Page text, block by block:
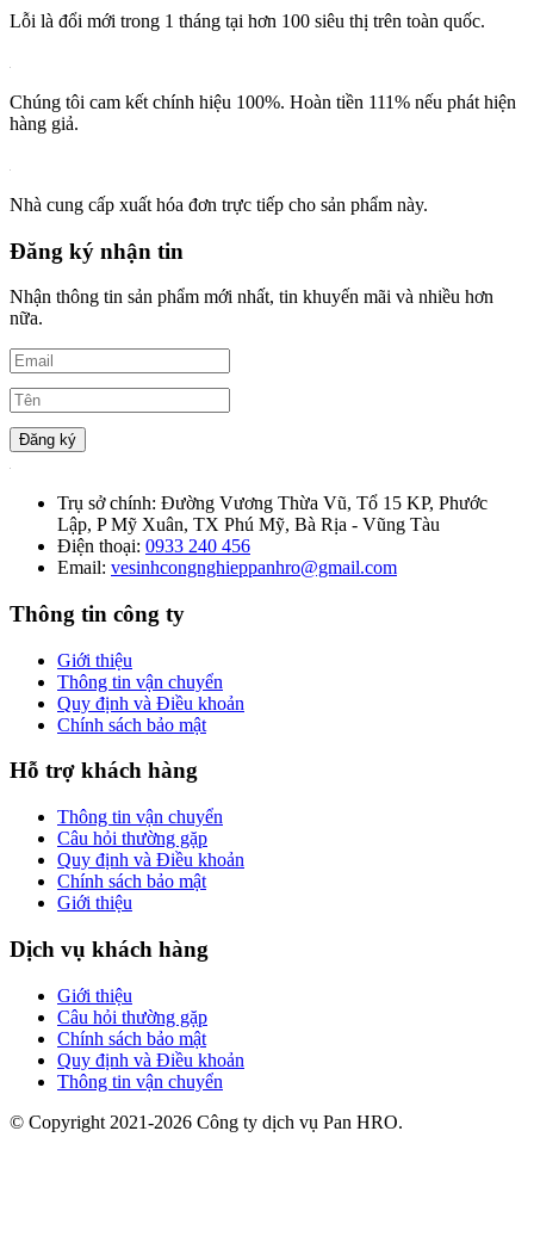
Lỗi là đổi mới trong 1 tháng tại hơn 100 siêu thị trên toàn quốc.
Chúng tôi cam kết chính hiệu 100%. Hoàn tiền 111% nếu phát hiện
hàng giả.
Nhà cung cấp xuất hóa đơn trực tiếp cho sản phẩm này.
Đăng ký nhận tin
Nhận thông tin sản phẩm mới nhất, tin khuyến mãi và nhiều hơn
nữa.
Đăng ký
Trụ sở chính: Đường Vương Thừa Vũ, Tổ 15 KP, Phước
Lập, P Mỹ Xuân, TX Phú Mỹ, Bà Rịa - Vũng Tàu
Điện thoại: 0933 240 456
Email: vesinhcongnghieppanhro@gmail.com
Thông tin công ty
Giới thiệu
Thông tin vận chuyển
Quy định và Điều khoản
Chính sách bảo mật
Hỗ trợ khách hàng
Thông tin vận chuyển
Câu hỏi thường gặp
Quy định và Điều khoản
Chính sách bảo mật
Giới thiệu
Dịch vụ khách hàng
Giới thiệu
Câu hỏi thường gặp
Chính sách bảo mật
Quy định và Điều khoản
Thông tin vận chuyển
© Copyright 2021-2026 Công ty dịch vụ Pan HRO.